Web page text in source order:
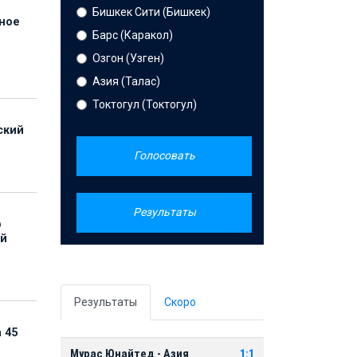
45
Бишкек Сити (Бишкек)
Барс (Каракол)
Озгон (Узген)
Азия (Талас)
Токтогул (Токтогул)
Голосовать
Результаты
Результаты Скоро
Мурас Юнайтед - Азия 1:1